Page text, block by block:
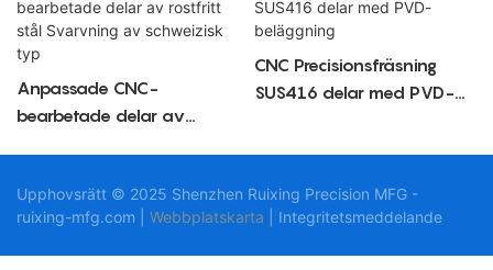
Anpassade CNC-
bearbetade delar av
CNC Precisionsfräsning
SUS416 delar med PVD-
Upphovsrätt © 2025 Shenzhen Ruixing Precision MFG -
ruixing-mfg.com | Webbplatskarta Integritetsmeddelande